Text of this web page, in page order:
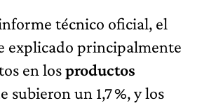
técnico oficial, el
explicado principalmente
en losproductos
subieron un 1,7 %, y los